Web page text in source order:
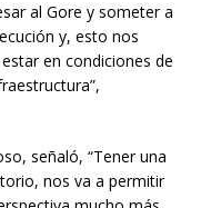
al Gore y someter a
y, esto nos
en condiciones de
señaló, “Tener una
nos va a permitir